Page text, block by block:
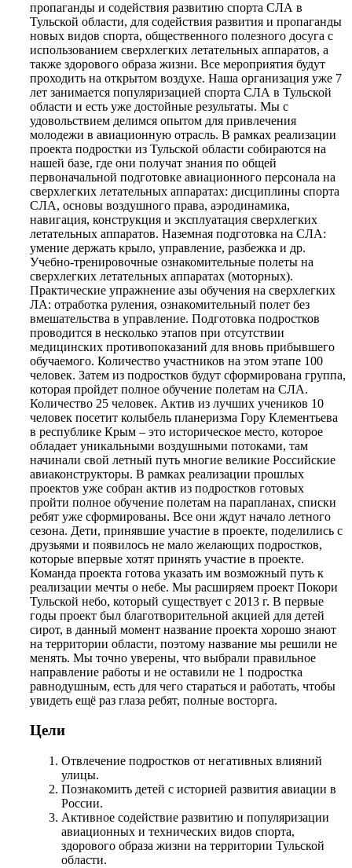
пропаганды и содействия развитию спорта СЛА в
Тульской области, для содействия развития и пропаганды
новых видов спорта, общественного полезного досуга с
использованием сверхлегких летательных аппаратов, а
также здорового образа жизни. Все мероприятия будут
проходить на открытом воздухе. Наша организация уже 7
лет занимается популяризацией спорта СЛА в Тульской
области и есть уже достойные результаты. Мы с
удовольствием делимся опытом для привлечения
молодежи в авиационную отрасль. В рамках реализации
проекта подростки из Тульской области собираются на
нашей базе, где они получат знания по общей
первоначальной подготовке авиационного персонала на
сверхлегких летательных аппаратах: дисциплины спорта
СЛА, основы воздушного права, аэродинамика,
навигация, конструкция и эксплуатация сверхлегких
летательных аппаратов. Наземная подготовка на СЛА:
умение держать крыло, управление, разбежка и др.
Учебно-тренировочные ознакомительные полеты на
сверхлегких летательных аппаратах (моторных).
Практические упражнение азы обучения на сверхлегких
ЛА: отработка руления, ознакомительный полет без
вмешательства в управление. Подготовка подростков
проводится в несколько этапов при отсутствии
медицинских противопоказаний для вновь прибывшего
обучаемого. Количество участников на этом этапе 100
человек. Затем из подростков будут сформирована группа,
которая пройдет полное обучение полетам на СЛА.
Количество 25 человек. Актив из лучших учеников 10
человек посетит колыбель планеризма Гору Клементьева
в республике Крым – это историческое место, которое
обладает уникальными воздушными потоками, там
начинали свой летный путь многие великие Российские
авиаконструкторы. В рамках реализации прошлых
проектов уже собран актив из подростков готовых
пройти полное обучение полетам на парапланах, списки
ребят уже сформированы. Все они ждут начало летного
сезона. Дети, принявшие участие в проекте, поделились с
друзьями и появилось не мало желающих подростков,
которые впервые хотят принять участие в проекте.
Команда проекта готова указать им возможный путь к
реализации мечты о небе. Мы расширяем проект Покори
Тульской небо, который существует с 2013 г. В первые
годы проект был благотворительной акцией для детей
сирот, в данный момент название проекта хорошо знают
на территории области, поэтому название мы решили не
менять. Мы точно уверены, что выбрали правильное
направление работы и не оставили не 1 подростка
равнодушным, есть для чего стараться и работать, чтобы
увидеть ещё раз глаза ребят, полные восторга.
Цели
Отвлечение подростков от негативных влияний
улицы.
Познакомить детей с историей развития авиации в
России.
Активное содействие развитию и популяризации
авиационных и технических видов спорта,
здорового образа жизни на территории Тульской
области.